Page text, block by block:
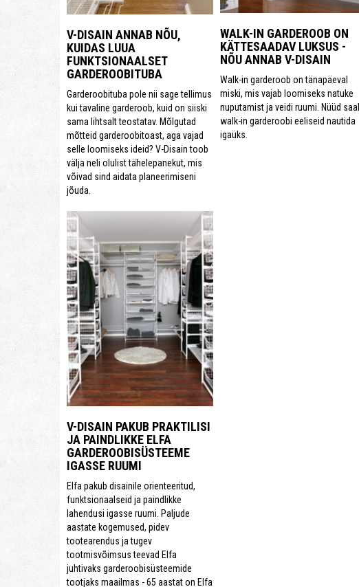
V-DISAIN ANNAB NÕU,
KUIDAS LUUA
FUNKTSIONAALSET
GARDEROOBITUBA
Garderoobituba pole nii sage tellimus
kui tavaline garderoob, kuid on siiski
sama lihtsalt teostatav. Mõlgutad
mõtteid garderoobitoast, aga vajad
selle loomiseks ideid? V-Disain toob
välja neli olulist tähelepanekut, mis
võivad sind aidata planeerimiseni
jõuda.
WALK-IN GARDEROOB ON
KÄTTESAADAV LUKSUS -
NÕU ANNAB V-DISAIN
Walk-in garderoob on tänapäeval
miski, mis vajab loomiseks natuke
nuputamist ja veidi ruumi. Nüüd
walk-in garderoobi eeliseid nautida
igaüks.
V-DISAIN PAKUB PRAKTILISI
JA PAINDLIKKE ELFA
GARDEROOBISÜSTEEME
IGASSE RUUMI
Elfa pakub disainile orienteeritud,
funktsionaalseid ja paindlikke
lahendusi igasse ruumi. Paljude
aastate kogemused, pidev
tootearendus ja tugev
tootmisvõimsus teevad Elfa
juhtivaks garderoobisüsteemide
tootjaks maailmas - 65 aastat on Elfa